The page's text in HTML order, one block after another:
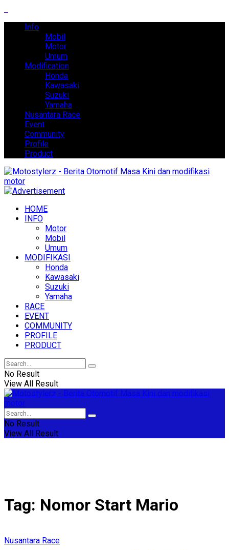
Info
Mobil
Motor
Umum
Modification
Honda
Kawasaki
Suzuki
Yamaha
Nusantara Race
Event
Community
Profile
Product
HOME
INFO
Motor
Mobil
Umum
MODIFIKASI
Honda
Kawasaki
Suzuki
Yamaha
RACE
EVENT
COMMUNITY
PROFILE
PRODUCT
No Result
View All Result
No Result
View All Result
Tag: Nomor Start Mario
Nusantara Race